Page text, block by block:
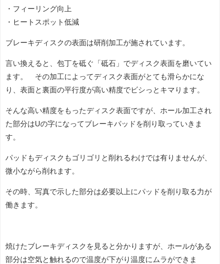
・フィーリング向上
・ヒートスポット低減
ブレーキディスクの表面は研削加工が施されています。
言い換えると、包丁を砥ぐ「砥石」でディスク表面を磨いてい
ます。 その加工によってディスク表面がとても滑らかにな
り、表面と裏面の平行度が高い精度でビシっとキマります。
そんな高い精度をもったディスク表面ですが、ホール加工され
た部分はUの字になってブレーキパッドを削り取っていきま
す。
パッドもディスクもゴリゴリと削れるわけでは有りませんが、
微小ながら削れます。
その時、写真で示した部分は必要以上にパッドを削り取る力が
働きます。
焼けたブレーキディスクを見ると分かりますが、ホールがある
部分は空気と触れるので温度が下がり温度にムラができま